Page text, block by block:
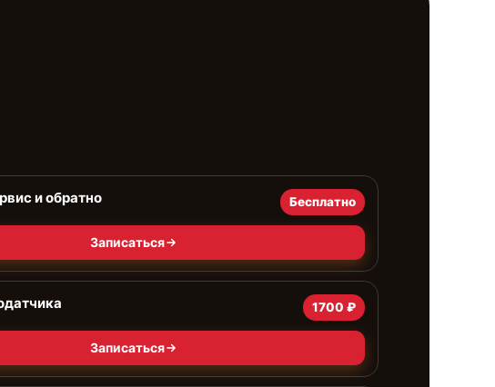
и обратно Бесплатно
Записаться
1700 ₽
Записаться